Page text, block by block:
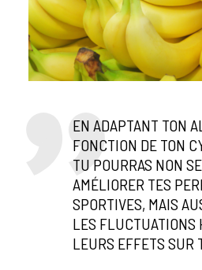
EN ADAPTANT TON
FONCTION DE TON
TU POURRAS NON
AMÉLIORER TES
SPORTIVES, MAIS
LES FLUCTUATIONS
LEURS EFFETS SUR